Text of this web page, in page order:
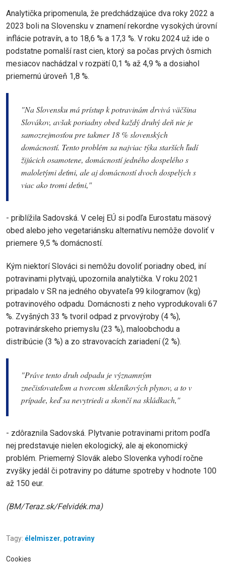
Analytička pripomenula, že predchádzajúce dva roky 2022 a
2023 boli na Slovensku v znamení rekordne vysokých úrovní
inflácie potravín, a to 18,6 % a 17,3 %. V roku 2024 už ide o
podstatne pomalší rast cien, ktorý sa počas prvých ôsmich
mesiacov nachádzal v rozpätí 0,1 % až 4,9 % a dosiahol
priemernú úroveň 1,8 %.
"Na Slovensku má prístup k potravinám drvivá väčšina
Slovákov, avšak poriadny obed každý druhý deň nie je
samozrejmosťou pre takmer 18 % slovenských
domácností. Tento problém sa najviac týka starších ľudí
žijúcich osamotene, domácností jedného dospelého s
maloletými deťmi, ale aj domácností dvoch dospelých s
viac ako tromi deťmi,"
- priblížila Sadovská. V celej EÚ si podľa Eurostatu mäsový
obed alebo jeho vegetariánsku alternatívu nemôže dovoliť v
priemere 9,5 % domácností.
Kým niektorí Slováci si nemôžu dovoliť poriadny obed, iní
potravinami plytvajú, upozornila analytička. V roku 2021
pripadalo v SR na jedného obyvateľa 99 kilogramov (kg)
potravinového odpadu. Domácnosti z neho vyprodukovali 67
%. Zvyšných 33 % tvoril odpad z prvovýroby (4 %),
potravinárskeho priemyslu (23 %), maloobchodu a
distribúcie (3 %) a zo stravovacích zariadení (2 %).
"Práve tento druh odpadu je významným
znečisťovateľom a tvorcom skleníkových plynov, a to v
prípade, keď sa nevytriedi a skončí na skládkach,"
- zdôraznila Sadovská. Plytvanie potravinami pritom podľa
nej predstavuje nielen ekologický, ale aj ekonomický
problém. Priemerný Slovák alebo Slovenka vyhodí ročne
zvyšky jedál či potraviny po dátume spotreby v hodnote 100
až 150 eur.
(BM/Teraz.sk/Felvidék.ma)
Tagy: élelmiszer, potraviny
Cookies